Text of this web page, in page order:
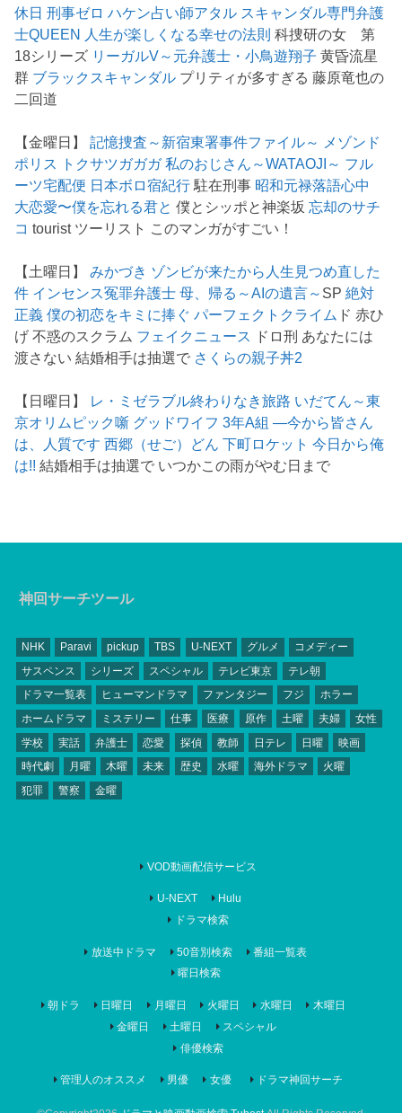
休日 刑事ゼロ ハケン占い師アタル スキャンダル専門弁護
士QUEEN 人生が楽しくなる幸せの法則 科捜研の女 第
18シリーズ リーガルV～元弁護士・小鳥遊翔子 黄昏流星
群 ブラックスキャンダル プリティが多すぎる 藤原竜也の
二回道
【金曜日】記憶捜査～新宿東署事件ファイル～
メゾンド
ポリス
トクサツガガガ 私のおじさん～WATAOJI～ フル
ーツ宅配便 日本ボロ宿紀行 駐在刑事 昭和元禄落語心中
大恋愛〜僕を忘れる君と 僕とシッポと神楽坂忘却のサチ
コ tourist ツーリスト このマンガがすごい！
【土曜日】みかづき ゾンビが来たから人生見つめ直した
件 インセンス冤罪弁護士 母、帰る～AIの遺言～ SP絶対
正義 僕の初恋をキミに捧ぐ パーフェクトクライム ド 赤ひ
げ 不惑のスクラム フェイクニュース
ドロ刑 あなたには
渡さない 結婚相手は抽選で さくらの親子丼2
【日曜日】 レ・ミゼラブル終わりなき旅路 いだてん～東
京オリムピック噺 グッドワイフ 3年A組 ―今から皆さん
は、人質です 西郷（せご）どん 下町ロケット 今日から俺
は!! 結婚相手は抽選で いつかこの雨がやむ日まで
神回サーチツール
NHK Paravi pickup TBS U-NEXT グルメ
コメディー
サスペンス
シリーズ スペシャル テレビ東京
テレ朝
ドラマ一覧表
ヒューマンドラマ ファンタジー フジ
ホラー
ホームドラマ
ミステリー 仕事 医療 原作 土曜 夫婦
女性
学校
実話 弁護士 恋愛 探偵 教師 日テレ 日曜
映画
時代劇
月曜 木曜 未来 歴史 水曜 海外ドラマ
火曜
犯罪
警察 金曜
VOD動画配信サービス
U-NEXT
Hulu
ドラマ検索
放送中ドラマ 50音別検索
番組一覧表
曜日検索
朝ドラ 日曜日 月曜日 火曜日 水曜日
木曜日
金曜日
土曜日 スペシャル
管理人のオススメ
俳優検索
男優 女優 ドラマ神回サーチ